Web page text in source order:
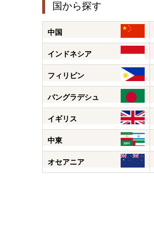
国から探す
中国
インドネシア
フィリピン
バングラデシュ
イギリス
中東
オセアニア